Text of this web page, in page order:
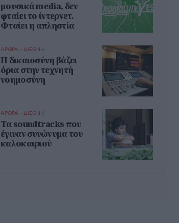
μουσικά media, δεν
φταίει το ίντερνετ.
Φταίει η απληστία
ΑΡΘΡΑ - ΔΙΕΘΝΗ
Η δικαιοσύνη βάζει
όρια στην τεχνητή
νοημοσύνη
ΑΡΘΡΑ - ΔΙΕΘΝΗ
Τα soundtracks που
έγιναν συνώνυμα του
καλοκαιριού